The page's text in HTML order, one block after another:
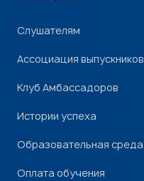
Слушателям
Ассоциация выпускников
Клуб Амбассадоров
Истории успеха
Образовательная среда
Оплата обучения